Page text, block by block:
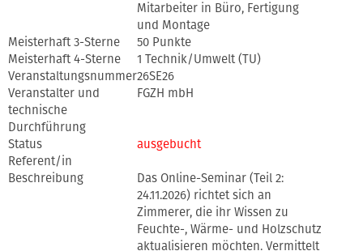
Mitarbeiter in Büro, Fertigung
und Montage
Meisterhaft 3-Sterne
50 Punkte
Meisterhaft 4-Sterne
1 Technik/Umwelt (TU)
Veranstaltungsnummer26SE26
Veranstalter und
technische
Durchführung
FGZH mbH
Status
ausgebucht
Referent/in
Beschreibung
Das Online-Seminar (Teil 2:
24.11.2026) richtet sich an
Zimmerer, die ihr Wissen zu
Feuchte-, Wärme- und Holzschutz
aktualisieren möchten. Vermittelt